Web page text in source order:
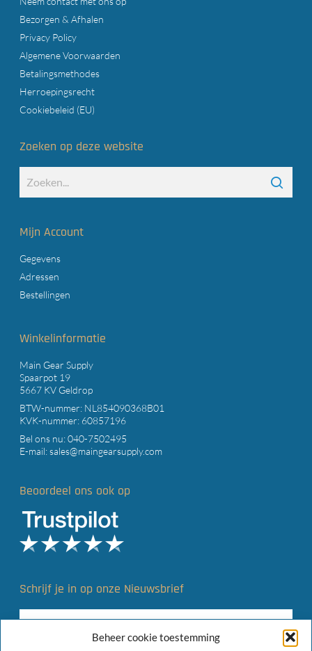
Beheer cookie toestemming
Bezorgen & Afhalen
Privacy Policy
Algemene Voorwaarden
Betalingsmethodes
Herroepingsrecht
Cookiebeleid (EU)
Zoeken op deze website
Mijn Account
Gegevens
Adressen
Bestellingen
Winkelinformatie
Main Gear Supply
Spaarpot 19
5667 KV Geldrop
BTW-nummer: NL854090368B01
KVK-nummer: 60857196
Bel ons nu:040-7502495
E-mail:sales@maingearsupply.com
Beoordeel ons ook op
Schrijf je in op onze Nieuwsbrief